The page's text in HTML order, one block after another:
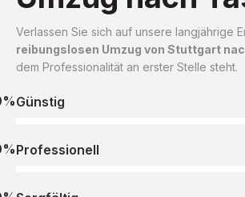
Verlassen Sie sich auf unsere langjährige
reibungslosen Umzug von Stuttgart
dem Professionalität an erster Stelle steht.
Günstig
Professionell